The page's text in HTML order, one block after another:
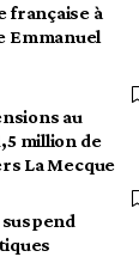
française à
Emmanuel
au
million de
La Mecque